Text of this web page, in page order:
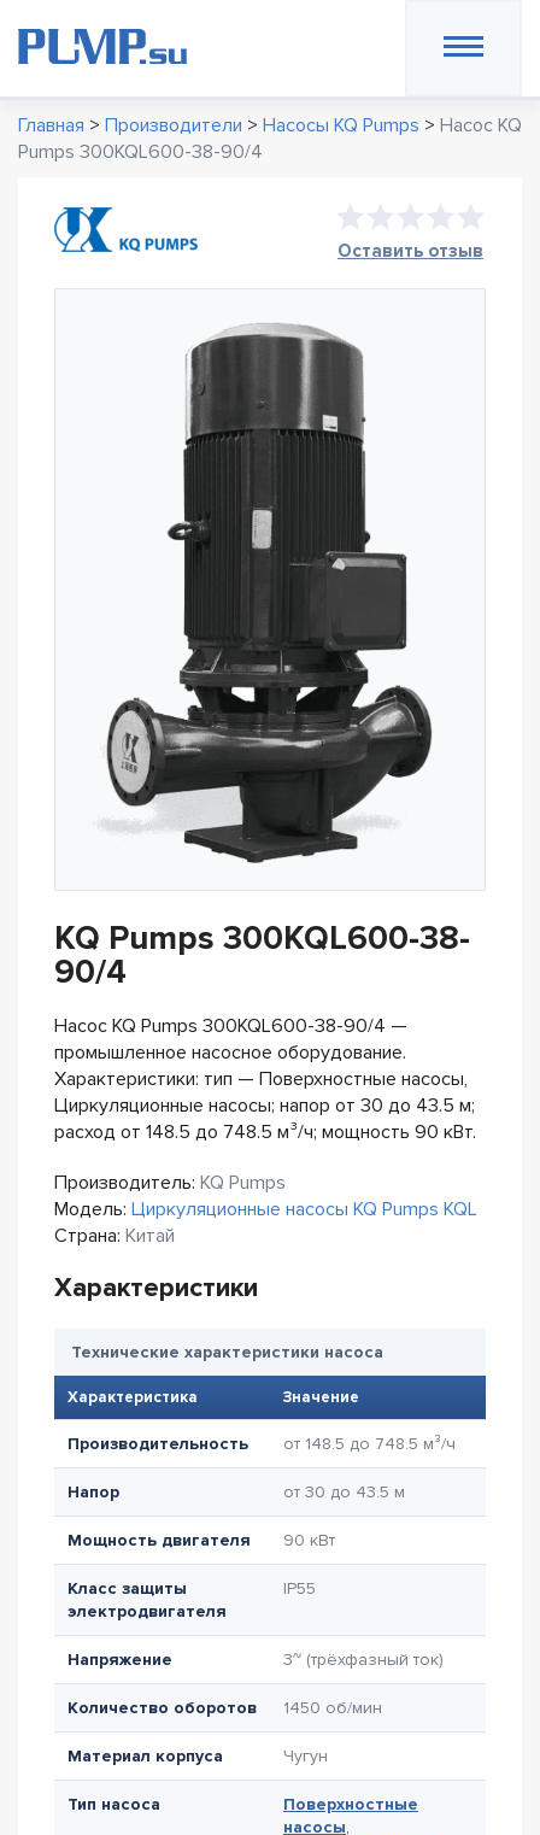
Главная > Производители > Насосы KQ Pumps > Насос KQ
Pumps 300KQL600-38-90/4
Оставить отзыв
KQ Pumps 300KQL600-38-
90/4
Насос KQ Pumps 300KQL600-38-90/4 —
промышленное насосное оборудование.
Характеристики: тип — Поверхностные насосы,
Циркуляционные насосы; напор от 30 до 43.5 м;
расход от 148.5 до 748.5 м³/ч; мощность 90 кВт.
Производитель: KQ Pumps
Модель: Циркуляционные насосы KQ Pumps KQL
Страна: Китай
Характеристики
Технические характеристики насоса
Характеристика Значение
Производительность от 148.5 до 748.5 м³/ч
Напор от 30 до 43.5 м
Мощность двигателя 90 кВт
Класс защиты
электродвигателя
IP55
Напряжение 3~ (трёхфазный ток)
Количество оборотов 1450 об/мин
Материал корпуса Чугун
Тип насоса
Поверхностные
насосы,